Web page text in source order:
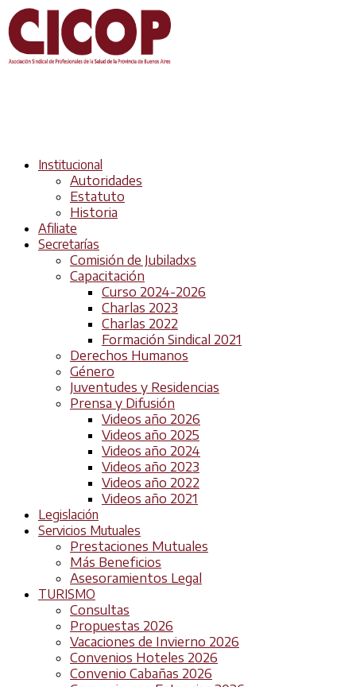
Institucional
Autoridades
Estatuto
Historia
Afiliate
Secretarías
Comisión de Jubiladxs
Capacitación
Curso 2024-2026
Charlas 2023
Charlas 2022
Formación Sindical 2021
Derechos Humanos
Género
Juventudes y Residencias
Prensa y Difusión
Videos año 2026
Videos año 2025
Videos año 2024
Videos año 2023
Videos año 2022
Videos año 2021
Legislación
Servicios Mutuales
Prestaciones Mutuales
Más Beneficios
Asesoramientos Legal
TURISMO
Consultas
Propuestas 2026
Vacaciones de Invierno 2026
Convenios Hoteles 2026
Convenio Cabañas 2026